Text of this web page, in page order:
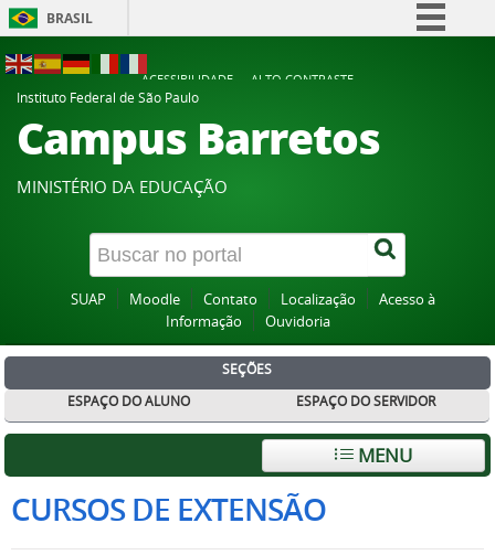
BRASIL
Participe
Acesso à informação
Canais
ACESSIBILIDADE
ALTO CONTRASTE
Instituto Federal de São Paulo
Campus Barretos
MINISTÉRIO DA EDUCAÇÃO
SUAP Moodle Contato Localização
Acesso à
Informação
Ouvidoria
SEÇÕES
ESPAÇO DO ALUNO
ESPAÇO DO SERVIDOR
MENU
CURSOS DE EXTENSÃO